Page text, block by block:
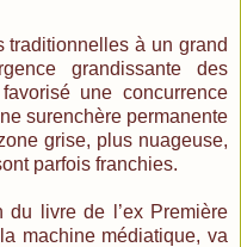
traditionnelles à un grand
grandissante des
une concurrence
surenchère permanente
grise, plus nuageuse,
parfois franchies.
livre de l’ex Première
machine médiatique, va